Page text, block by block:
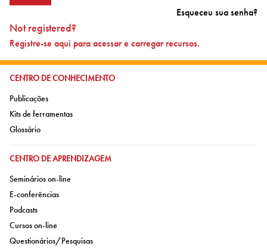
Esqueceu sua senha?
Not registered?
Registre-se aqui para acessar e carregar recursos.
IR PARA:
CENTRO DE CONHECIMENTO
Ir para:
Publicações
Ir para:
Kits de ferramentas
Ir para:
Glossário
IR PARA:
CENTRO DE APRENDIZAGEM
Ir para:
Seminários on-line
Ir para:
E-conferências
Ir para:
Podcasts
Ir para:
Cursos on-line
Ir para:
Questionários/Pesquisas